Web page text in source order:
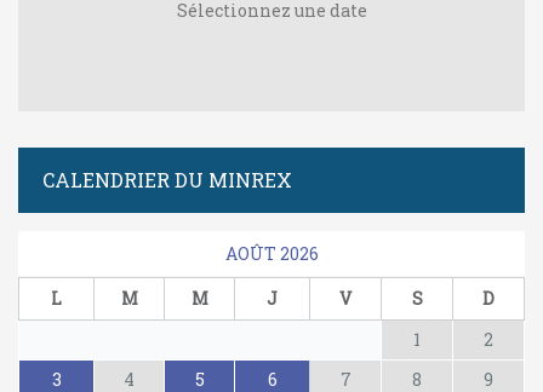
Sélectionnez une date
CALENDRIER DU MINREX
AOÛT 2026
L
M M J V S
D
1
2
3
4 5 6 7 8
9